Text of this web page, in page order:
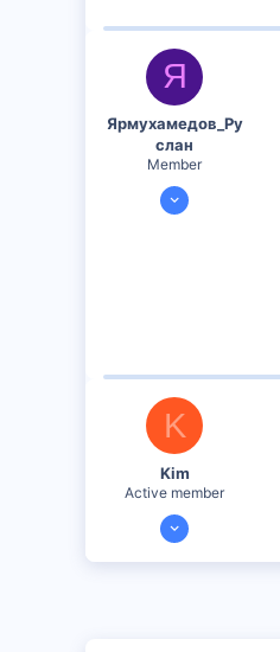
Я
Ярмухамедов_Ру
слан
Member
10 Авг 2024
K
Kim
Active member
15 Ноя 2024